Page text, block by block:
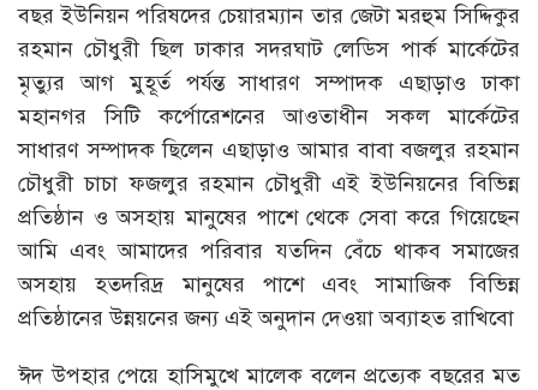
বছর ইউনিয়ন পরিষদের চেয়ারম্যান তার জেটা মরহুম সিদ্দিকুর
রহমান চৌধুরী ছিল ঢাকার সদরঘাট লেডিস পার্ক মার্কেটের
মৃত্যুর আগ মুহূর্ত পর্যন্ত সাধারণ সম্পাদক এছাড়াও ঢাকা
মহানগর সিটি কর্পোরেশনের আওতাধীন সকল মার্কেটের
সাধারণ সম্পাদক ছিলেন এছাড়াও আমার বাবা বজলুর রহমান
চৌধুরী চাচা ফজলুর রহমান চৌধুরী এই ইউনিয়নের বিভিন্ন
প্রতিষ্ঠান ও অসহায় মানুষের পাশে থেকে সেবা করে গিয়েছেন
আমি এবং আমাদের পরিবার যতদিন বেঁচে থাকব সমাজের
অসহায় হতদরিদ্র মানুষের পাশে এবং সামাজিক বিভিন্ন
প্রতিষ্ঠানের উন্নয়নের জন্য এই অনুদান দেওয়া অব্যাহত রাখিবো
ঈদ উপহার পেয়ে হাসিমুখে মালেক বলেন প্রত্যেক বছরের মত